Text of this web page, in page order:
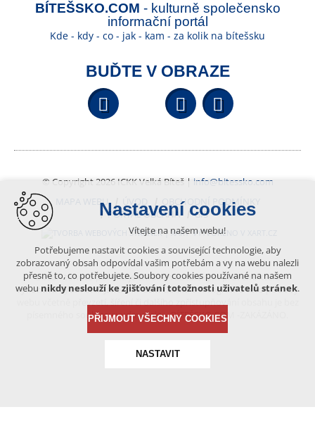
BÍTEŠSKO.COM - kulturně společensko
informační portál
Kde - kdy - co - jak - kam - za kolik na bítešsku
BUĎTE V OBRAZE
Facebook YouTube
© Copyright 2026 ICKK Velká Bíteš | info@bitessko.com
MAPA WEBU
ÚVOD
OBCHODNÍ PODMÍNKY
PORTÁL OBČANA
GIS
VYTVOŘENO V XART.CZ
Obsah tohoto portálu je chráněn autorským právem, které
vykonává vydavatel. Jakékoliv užití článků a fotografií z této podoby
písemného souhlasu vydavatele – BÍTEŠSKO.COM -ZAKÁZÁNO.
Nastavení cookies
Vítejte na našem webu!
Potřebujeme nastavit cookies a související technologie, aby
zobrazovaný obsah odpovídal vašim potřebám a vy na webu nalezli
přesně to, co potřebujete. Soubory cookies používané na našem
webu nikdy neslouží ke zjišťování totožnosti uživatelů stránek.
PŘIJMOUT VŠECHNY COOKIES
NASTAVIT